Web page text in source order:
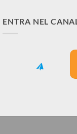
ENTRA NEL